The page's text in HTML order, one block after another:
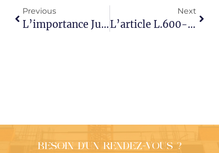
Previous
L’importance Juridique Et Pratique Du Procès-Verbal De Réception Des Travaux
Next
L’article L.600-12-2 Du Code De L’urbanisme : La Réduction À Un Mois Du Recours Gracieux Et La Fin De La Prorogation Du Délai De Recours Contentieux Par L’exercice Du Recours Gracieux
BESOIN D’UN RENDEZ-VOUS ?